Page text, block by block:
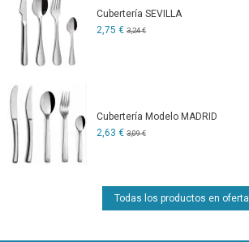
Cubertería SEVILLA
2,75 € 3,24 €
Cubertería Modelo MADRID
2,63 € 3,09 €
Todas los productos en oferta